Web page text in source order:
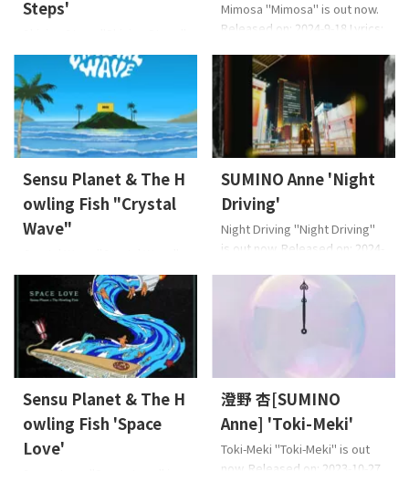
Steps'
is out now. Released on: 2025-
2-19 Lyrics: Osier, Sensu
PlanetMusic: Sensu
PlanetArrange: Sensu Planet
& The Howling Fish EAN:
4573529370825 About the
狂地聊天、跳舞。 歌名表達在
迪斯可舞廳跳舞、踏步，爬上
閃耀人生的樓梯 (Step)，是典
Mimosa "Mimosa" is out now.
Released on: 2024-9-18 Lyrics:
Sensu PlanetArrange: Sensu
Planet & The Howling Fish
EAN: 4573529370788 About
the Music Sensu Planet（主
唱）說：「給正經歷艱苦日子
的您。它的意思是「小小的幸
福、希望」，帶有這樣的想
法：「雖然發生了許多事情，
但今天又是美好的一天」、「 ...
Sensu Planet & The H
owling Fish "Crystal
Wave"
is out now. Released on: 2024-
5-10 Lyrics: Osier, Sensu
PlanetMusic: Sensu
PlanetArrange: Sensu Planet
& The Howling Fish EAN:
4573529370641 About the
波浪反射光。一個男人和一個
女人就像在海浪之間漂流一樣
生活。在這裡,兩人在第一節和
SUMINO Anne 'Night
Driving'
Night Driving "Night Driving"
is out now. Released on: 2024-
AnneMusic: 澄野杏 SUMINO
AnneArrange: 千田恭平 CHIDA
Kyohei EAN: 4573529370603
的歌曲'。这首歌的主题是摆脱
日常工作，'抽出时间与自己重
新联系'。 它传递了这样的信
息。这是一首节奏欢快的灵魂
乐，让人感觉自己 ...
Sensu Planet & The H
owling Fish 'Space
Love'
澄野 杏[SUMINO
Anne] 'Toki-Meki'
Toki-Meki "Toki-Meki" is out
now. Released on: 2023-10-27